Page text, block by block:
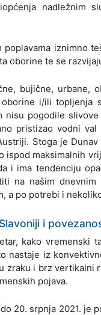
nadležnim
iznimno
oborine te se
bujične, urbane,
i/ili topljenja
nisu pogodile
pristizao vodni
Stoga je
ispod maksimalnih
i ima tendenciju
na našim
a po potrebi i
i
kako
nastaje iz
zraku i brz
pojava.
20. srpnja 2021.